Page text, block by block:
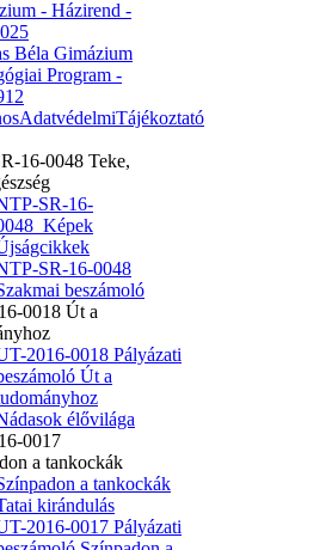
- Házirend -
Béla Gimázium
Program -
16-0048 Teke,
SR-16-
SR-16-0048
beszámoló
0018 Út a
2016-0018 Pályázati
Út a
élővilága
0017
a tankockák
a tankockák
kirándulás
2016-0017 Pályázati